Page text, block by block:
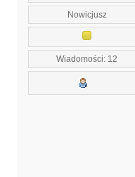
Nowicjusz
Wiadomości: 12